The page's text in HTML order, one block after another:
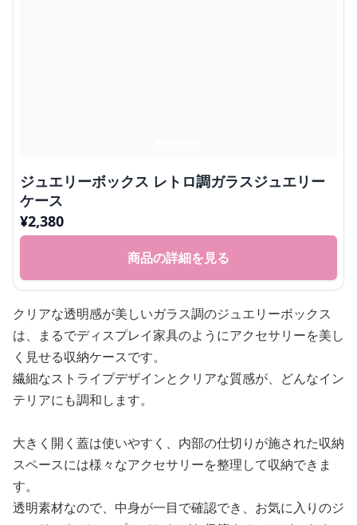
ジュエリーボックス レトロ調ガラスジュエリー
ケース
¥2,380
商品の詳細を見る
クリアな透明感が美しいガラス調のジュエリーボックス
は、まるでディスプレイ家具のようにアクセサリーを美し
く見せる収納ケースです。
繊細なストライプデザインとクリアな質感が、どんなイン
テリアにも調和します。
大きく開く蓋は使いやすく、内部の仕切りが施された収納
スペースには様々なアクセサリーを整理して収納できま
す。
透明素材なので、中身が一目で確認でき、お気に入りのジ